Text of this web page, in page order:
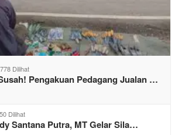
Dilihat
Pengakuan Pedagang Jualan …
Dilihat
Santana Putra, MT Gelar Sila…